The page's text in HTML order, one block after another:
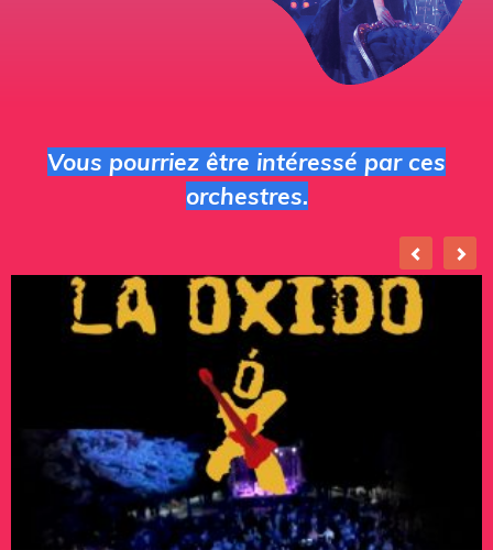
Vous pourriez être intéressé par ces
orchestres.